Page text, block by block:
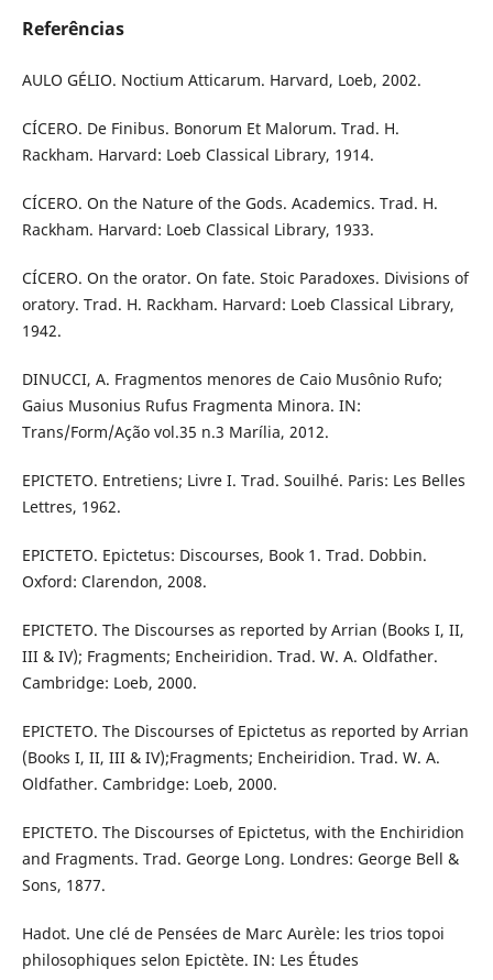
Referências
AULO GÉLIO. Noctium Atticarum. Harvard, Loeb, 2002.
CÍCERO. De Finibus. Bonorum Et Malorum. Trad. H.
Rackham. Harvard: Loeb Classical Library, 1914.
CÍCERO. On the Nature of the Gods. Academics. Trad. H.
Rackham. Harvard: Loeb Classical Library, 1933.
CÍCERO. On the orator. On fate. Stoic Paradoxes. Divisions of
oratory. Trad. H. Rackham. Harvard: Loeb Classical Library,
1942.
DINUCCI, A. Fragmentos menores de Caio Musônio Rufo;
Gaius Musonius Rufus Fragmenta Minora. IN:
Trans/Form/Ação vol.35 n.3 Marília, 2012.
EPICTETO. Entretiens; Livre I. Trad. Souilhé. Paris: Les Belles
Lettres, 1962.
EPICTETO. Epictetus: Discourses, Book 1. Trad. Dobbin.
Oxford: Clarendon, 2008.
EPICTETO. The Discourses as reported by Arrian (Books I, II,
III & IV); Fragments; Encheiridion. Trad. W. A. Oldfather.
Cambridge: Loeb, 2000.
EPICTETO. The Discourses of Epictetus as reported by Arrian
(Books I, II, III & IV);Fragments; Encheiridion. Trad. W. A.
Oldfather. Cambridge: Loeb, 2000.
EPICTETO. The Discourses of Epictetus, with the Enchiridion
and Fragments. Trad. George Long. Londres: George Bell &
Sons, 1877.
Hadot. Une clé de Pensées de Marc Aurèle: les trios topoi
philosophiques selon Epictète. IN: Les Études